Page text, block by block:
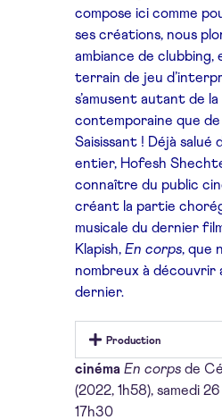
compose ici comme
ses créations, nous
ambiance de clubbing,
terrain de jeu
s’amusent autant de
contemporaine que de
Saisissant ! Déjà salué
entier, Hofesh
connaître du public
créant la partie
musicale du dernier
Klapish, En corps, que
nombreux à découvrir
dernier.
Production
cinéma En corps de
(2022, 1h58), samedi
17h30